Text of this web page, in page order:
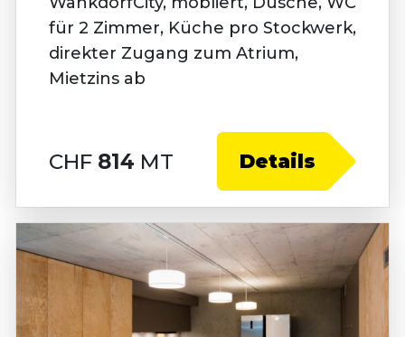
für 2 Zimmer, Küche pro Stockwerk,
direkter Zugang zum Atrium,
Mietzins ab
CHF 814 MT Details